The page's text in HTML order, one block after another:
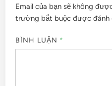
Email của bạn sẽ không
trường bắt buộc được đánh
BÌNH LUẬN *